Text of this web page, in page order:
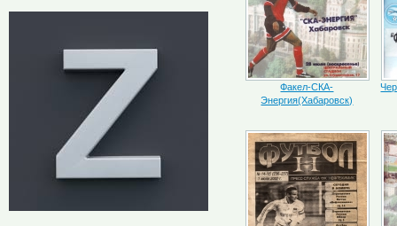
Факел-СКА-
Энергия(Хабаровск)